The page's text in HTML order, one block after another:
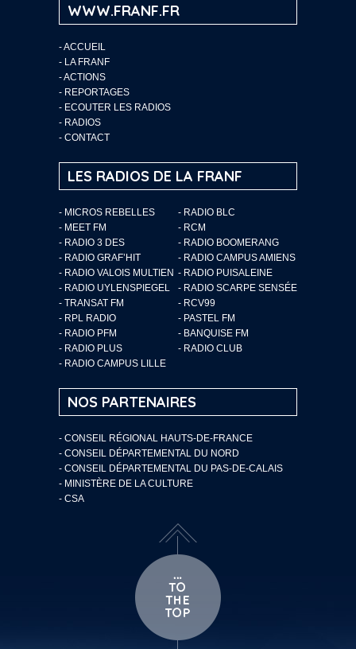
WWW.FRANF.FR
-ACCUEIL
- LA FRANF
-ACTIONS
- REPORTAGES
- ECOUTER LES RADIOS
- RADIOS
- CONTACT
LES RADIOS DE LA FRANF
- MICROS REBELLES
- RADIO BLC
- MEET FM
- RCM
- RADIO 3 DES
- RADIO BOOMERANG
- RADIO GRAF’HIT
- RADIO CAMPUS AMIENS
- RADIO VALOIS MULTIEN - RADIO PUISALEINE
- RADIO UYLENSPIEGEL
- RADIO SCARPE SENSÉE
- TRANSAT FM
- RCV99
- RPL RADIO
- PASTEL FM
- RADIO PFM
- BANQUISE FM
- RADIO PLUS
- RADIO CLUB
- RADIO CAMPUS LILLE
NOS PARTENAIRES
- CONSEIL RÉGIONAL HAUTS-DE-FRANCE
- CONSEIL DÉPARTEMENTAL DU NORD
- CONSEIL DÉPARTEMENTAL DU PAS-DE-CALAIS
- MINISTÈRE DE LA CULTURE
- CSA